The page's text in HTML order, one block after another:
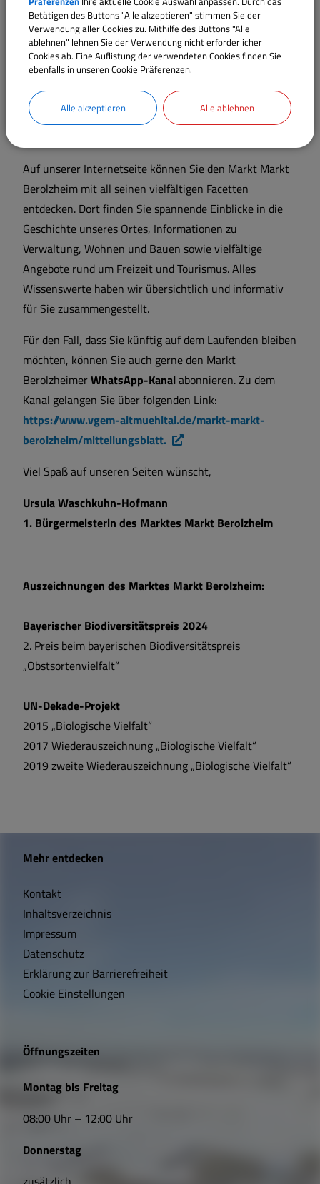
Infrastruktur: Vereine, Feste, Café,
Einkaufsmöglichkeiten und medizinische Versorgung
sorgen für ein lebendiges Miteinander. Besonders danke
ich allen Bürgern, Ehrenamtlichen, unseren
Unternehmern sowie den Verwaltungsmitarbeitern, die
unsere Gemeinde so lebendig, erfolgreich und herzlich
Auf unserer Internetseite können Sie den Markt Markt
Berolzheim mit all seinen vielfältigen Facetten
entdecken. Dort finden Sie spannende Einblicke in die
Geschichte unseres Ortes, Informationen zu
Verwaltung, Wohnen und Bauen sowie vielfältige
Angebote rund um Freizeit und Tourismus. Alles
Wissenswerte haben wir übersichtlich und informativ
für Sie zusammengestellt.
Für den Fall, dass Sie künftig auf dem Laufenden bleiben
möchten, können Sie auch gerne den Markt
BerolzheimerWhatsApp-Kanalabonnieren. Zu dem
Kanal gelangen Sie über folgenden Link:
https://www.vgem-altmuehltal.de/markt-markt-
berolzheim/mitteilungsblatt.
Viel Spaß auf unseren Seiten wünscht,
Ursula Waschkuhn-Hofmann
1. Bürgermeisterin des Marktes Markt Berolzheim
Auszeichnungen des Marktes Markt Berolzheim:
Bayerischer Biodiversitätspreis 2024
2. Preis beim bayerischen Biodiversitätspreis
„Obstsortenvielfalt“
UN-Dekade-Projekt
2015 „Biologische Vielfalt“
2017 Wiederauszeichnung „Biologische Vielfalt“
2019 zweite Wiederauszeichnung „Biologische Vielfalt“
W
c
h
t
i
e
L
n
k
Mehr entdecken
Kontakt
Inhaltsverzeichnis
Impressum
Datenschutz
Erklärung zur Barrierefreiheit
Cookie Einstellungen
Öffnungszeiten
Montag bis Freitag
08:00 Uhr – 12:00 Uhr
Donnerstag
Betätigen des Buttons "Alle akzeptieren" stimmen Sie der
Verwendung aller Cookies zu. Mithilfe des Buttons "Alle
ablehnen" lehnen Sie der Verwendung nicht erforderlicher
Cookies ab. Eine Auflistung der verwendeten Cookies finden Sie
ebenfalls in unseren Cookie Präferenzen.
Alle akzeptieren Alle ablehnen